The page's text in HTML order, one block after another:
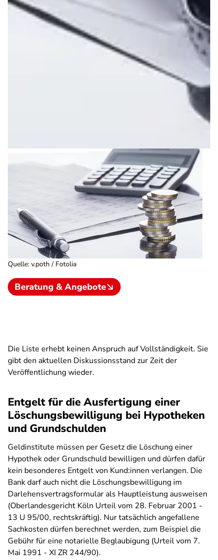
Quelle: v.poth / Fotolia
Beratung & Angebote
Die Liste erhebt keinen Anspruch auf Vollständigkeit. Sie
gibt den aktuellen Diskussionsstand zur Zeit der
Veröffentlichung wieder.
Entgelt für die Ausfertigung einer
Löschungsbewilligung bei Hypotheken
und Grundschulden
Geldinstitute müssen per Gesetz die Löschung einer
Hypothek oder Grundschuld bewilligen und dürfen dafür
kein besonderes Entgelt von Kund:innen verlangen. Die
Bank darf auch nicht die Löschungsbewilligung im
Darlehensvertragsformular als Hauptleistung ausweisen
(Oberlandesgericht Köln Urteil vom 28. Februar 2001 -
13 U 95/00, rechtskräftig). Nur tatsächlich angefallene
Sachkosten dürfen berechnet werden, zum Beispiel die
Gebühr für eine notarielle Beglaubigung (Urteil vom 7.
Mai 1991 - XI ZR 244/90).